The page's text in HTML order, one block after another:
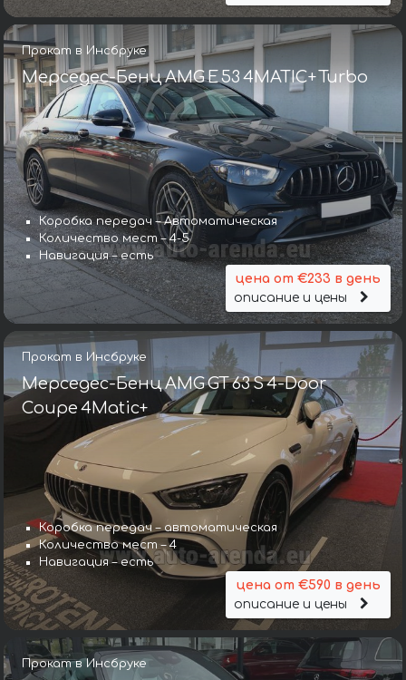
Прокат в Инсбруке
Мерседес-Бенц AMG E 53 4MATIC+ Turbo
Коробка передач – Автоматическая
Количество мест – 4-5
Навигация – есть
цена от €233 в день
описание и цены
Прокат в Инсбруке
Мерседес-Бенц AMG GT 63 S 4-Door
Coupe 4Matic+
Коробка передач – автоматическая
Количество мест – 4
Навигация – есть
цена от €590 в день
описание и цены
Прокат в Инсбруке